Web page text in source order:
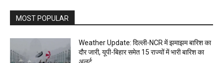
MOST POPULAR
Weather Update: दिल्ली-NCR में झमाझम बारिश का
दौर जारी, यूपी-बिहार समेत 15 राज्यों में भारी बारिश का